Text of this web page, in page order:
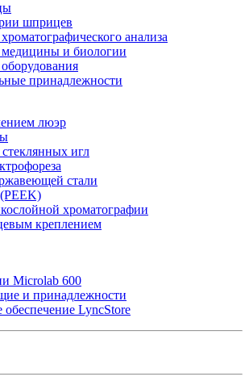
шприцев
анализа
и биологии
принадлежности
люэр
игл
стали
хроматографии
креплением
Microlab 600
и принадлежности
LyncStore